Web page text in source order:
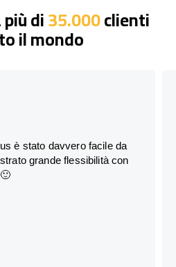
di35.000clienti
il mondo
è stato davvero facile da
grande flessibilità con